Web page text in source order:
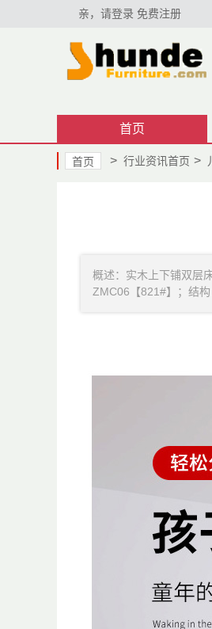
亲，请登录 免费注册
首页
首页 > 行业资讯首页 >
概述：实木上下铺双层
ZMC06【821#】；结构